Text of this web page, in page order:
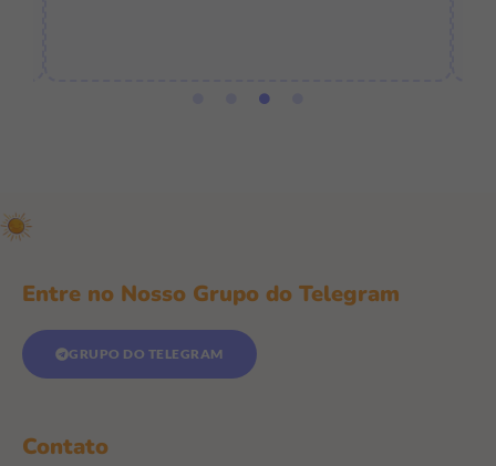
Entre no Nosso Grupo do Telegram
GRUPO DO TELEGRAM
Contato